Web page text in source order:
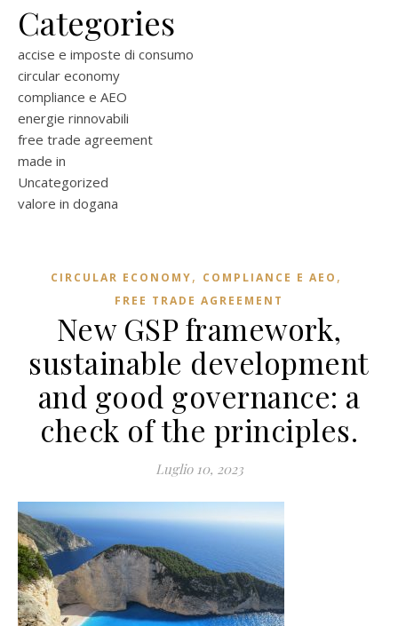
Categories
accise e imposte di consumo
circular economy
compliance e AEO
energie rinnovabili
free trade agreement
made in
Uncategorized
valore in dogana
CIRCULAR ECONOMY, COMPLIANCE E AEO ,
FREE TRADE AGREEMENT
New GSP framework,
sustainable development
and good governance: a
check of the principles.
Luglio 10, 2023